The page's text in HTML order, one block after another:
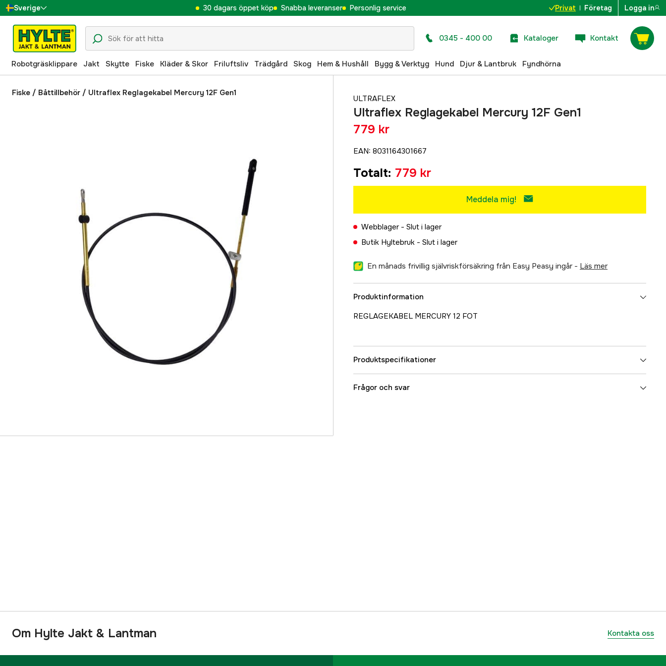
Sverige
Danmark
Suomi
Norge
Deutschland
30 dagars öppet köp Snabba leveranser Personlig service Privat Företag Logga in
0345 - 400 00 Kataloger Kontakt
Robotgräsklippare Jakt Skytte Fiske Kläder & Skor Friluftsliv Trädgård Skog Hem & Hushåll Bygg & Verktyg Hund Djur & Lantbruk Fyndhörna
Fiske / Båttillbehör / Ultraflex Reglagekabel Mercury 12F Gen1
ULTRAFLEX
Ultraflex Reglagekabel Mercury 12F Gen1
779 kr
EAN: 8031164301667
Totalt: 779 kr
Meddela mig!
Webblager - Slut i lager
Butik Hyltebruk - Slut i lager
En månads frivillig självriskförsäkring från Easy Peasy ingår - läs mer
Produktinformation
REGLAGEKABEL MERCURY 12 FOT
Produktspecifikationer
Referensnummer
Frågor och svar
Om Hylte Jakt & Lantman Kontakta oss